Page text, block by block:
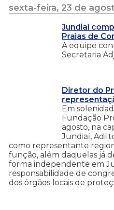
sexta-feira, 23 de
Jundiaí
Praias de
A equipe
Secretaria
Diretor do
Em
Fundação
agosto, na
Jundiaí,
como representante
função, além daquelas já
forma independente em
responsabilidade de
dos órgãos locais de